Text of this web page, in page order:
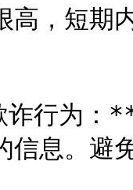
高，短期
行为：
信息。避